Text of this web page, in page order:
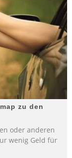
zu den
oder anderen
wenig Geld für